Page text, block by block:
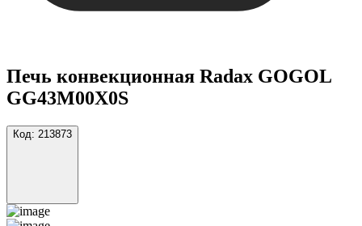
Печь конвекционная Radax GOGOL
GG43M00X0S
Код: 213873